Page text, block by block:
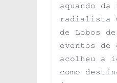
aquando
radialista
de Lobos
eventos
acolheu a
como